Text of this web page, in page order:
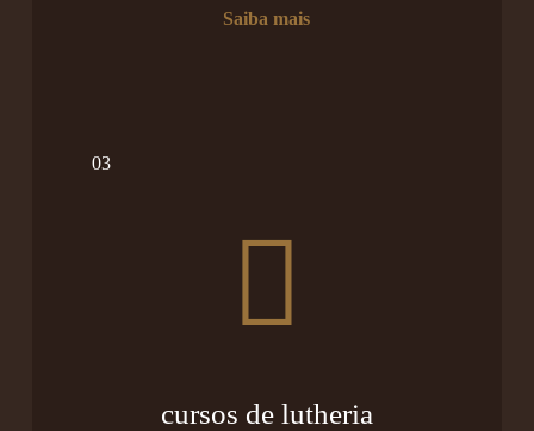
Saiba mais
03
cursos de lutheria